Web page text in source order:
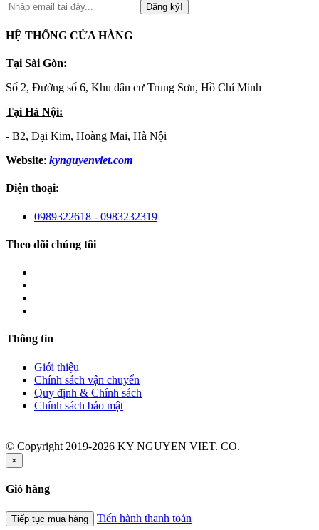
Đăng ký!
HỆ THỐNG CỬA HÀNG
Tại Sài Gòn:
Số 2, Đường số 6, Khu dân cư Trung Sơn, Hồ Chí Minh
Tại Hà Nội:
- B2, Đại Kim, Hoàng Mai, Hà Nội
Website: kynguyenviet.com
Điện thoại:
0989322618 - 0983232319
Theo dõi chúng tôi
Thông tin
Giới thiệu
Chính sách vận chuyển
Quy định & Chính sách
Chính sách bảo mật
© Copyright 2019-2026 KY NGUYEN VIET. CO.
×
Giỏ hàng
Tiếp tục mua hàng Tiến hành thanh toán